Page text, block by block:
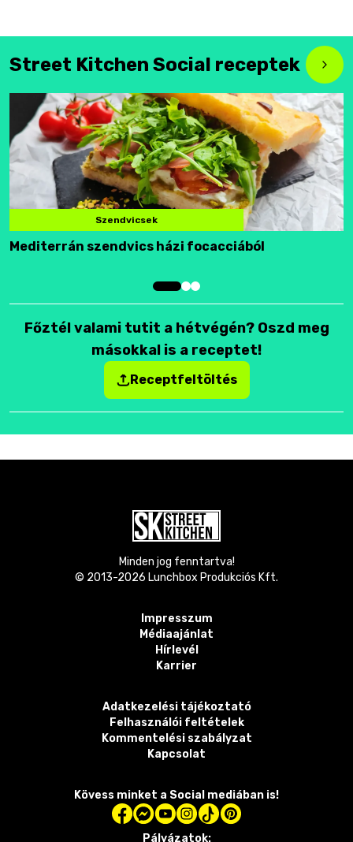
Street Kitchen Social receptek
Szendvicsek
Mediterrán szendvics házi focacciából
Főztél valami tutit a hétvégén? Oszd meg
másokkal is a receptet!
Receptfeltöltés
Minden jog fenntartva!
© 2013-2026 Lunchbox Produkciós Kft.
Impresszum
Médiaajánlat
Hírlevél
Karrier
Adatkezelési tájékoztató
Felhasználói feltételek
Kommentelési szabályzat
Kapcsolat
Kövess minket a Social mediában is!
Pályázatok: